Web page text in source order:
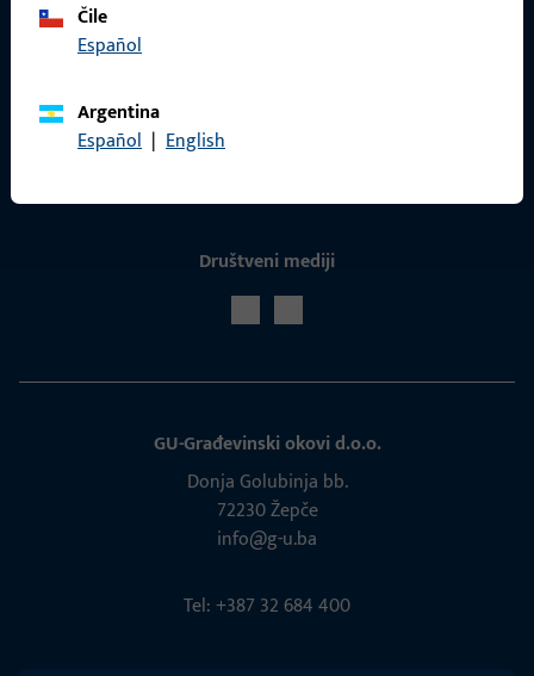
Čile
Español
Argentina
Español | English
Društveni mediji
GU-Građevinski okovi d.o.o.
Donja Golubinja bb.
72230 Žepče
info@g-u.ba
Tel: +387 32 684 400